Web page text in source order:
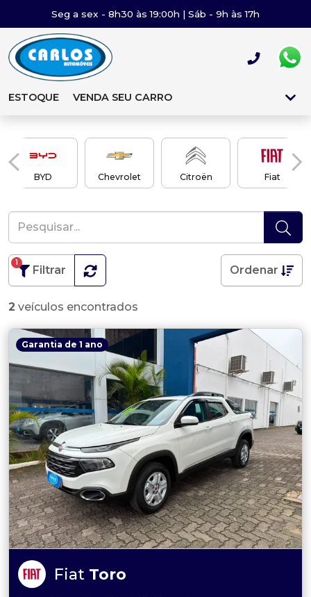
Seg a sex - 8h30 às 19:00h | Sáb - 9h às 17h
ESTOQUE VENDA SEU CARRO
BYD Chevrolet Citroën Fiat
Filtrar
1
Ordenar
2 veículos encontrados
Garantia de 1 ano
Fiat Toro